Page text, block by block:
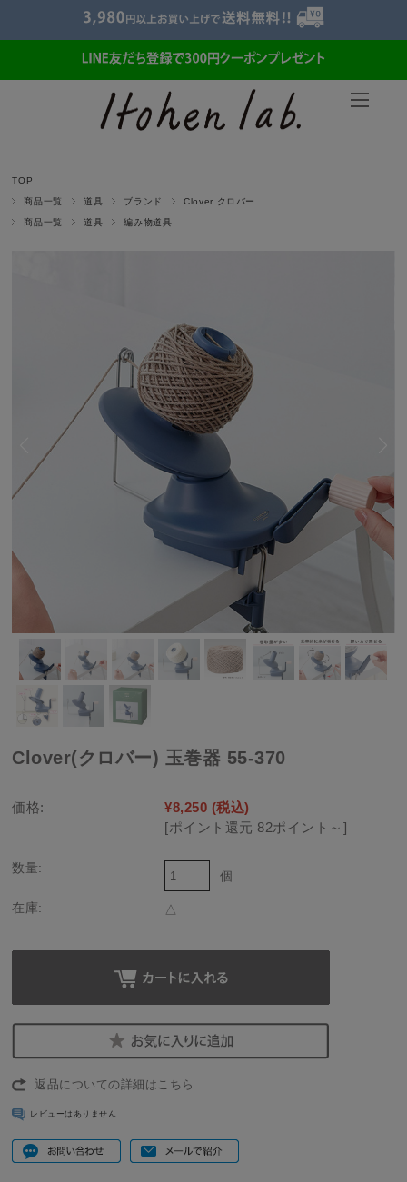
TOP
商品一覧 道具 ブランド Clover クロバー
商品一覧 道具 編み物道具
Clover(クロバー) 玉巻器 55-370
価格: ¥8,250 (税込)
[ポイント還元 82ポイント～]
数量:
個
在庫: △
返品についての詳細はこちら
レビューはありません